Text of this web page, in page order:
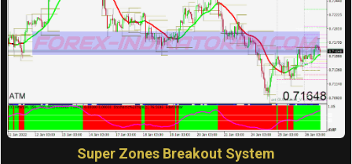
Super Zones Breakout System